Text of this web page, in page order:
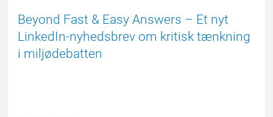
Beyond Fast & Easy Answers – Et nyt
LinkedIn-nyhedsbrev om kritisk tænkning
i miljødebatten